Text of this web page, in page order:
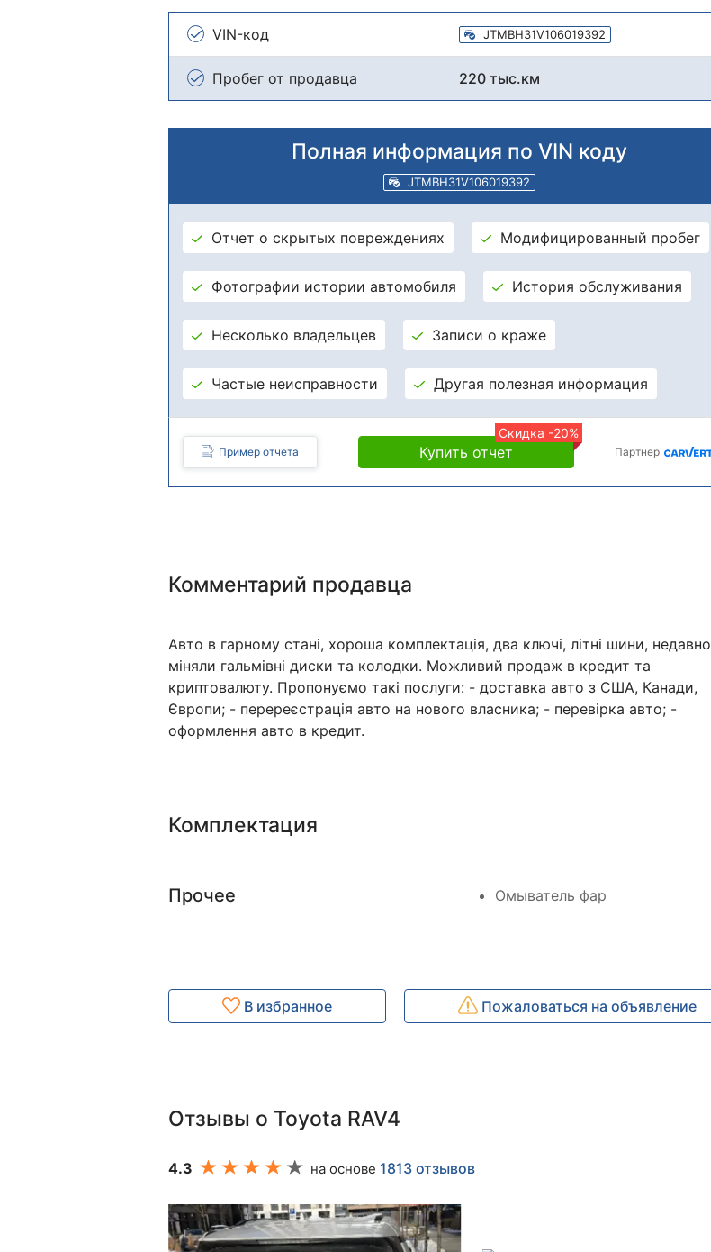
VIN-код JTMBH31V106019392
Пробег от продавца 220 тыс.км
Полная информация по VIN коду
JTMBH31V106019392
Отчет о скрытых повреждениях Модифицированный пробег
Фотографии истории автомобиля История обслуживания
Несколько владельцев Записи о краже
Частые неисправности Другая полезная информация
Пример отчета
Скидка -20%
Купить отчет Партнер
Комментарий продавца
Авто в гарному стані, хороша комплектація, два ключі, літні шини, недавно
міняли гальмівні диски та колодки. Можливий продаж в кредит та
криптовалюту. Пропонуємо такі послуги: - доставка авто з США, Канади,
Європи; - перереєстрація авто на нового власника; - перевірка авто; -
оформлення авто в кредит.
Комплектация
Прочее Омыватель фар
В избранное Пожаловаться на объявление
Отзывы о Toyota RAV4
4.3 на основе 1813 отзывов